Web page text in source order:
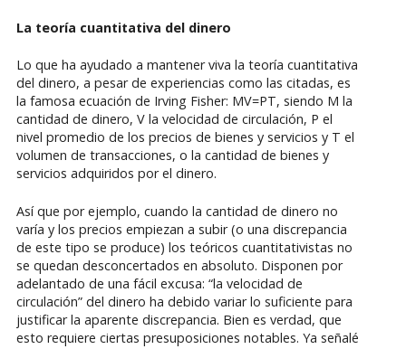
La teoría cuantitativa del dinero
Lo que ha ayudado a mantener viva la teoría cuantitativa
del dinero, a pesar de experiencias como las citadas, es
la famosa ecuación de Irving Fisher: MV=PT, siendo M la
cantidad de dinero, V la velocidad de circulación, P el
nivel promedio de los precios de bienes y servicios y T el
volumen de transacciones, o la cantidad de bienes y
servicios adquiridos por el dinero.
Así que por ejemplo, cuando la cantidad de dinero no
varía y los precios empiezan a subir (o una discrepancia
de este tipo se produce) los teóricos cuantitativistas no
se quedan desconcertados en absoluto. Disponen por
adelantado de una fácil excusa: “la velocidad de
circulación” del dinero ha debido variar lo suficiente para
justificar la aparente discrepancia. Bien es verdad, que
esto requiere ciertas presuposiciones notables. Ya señalé